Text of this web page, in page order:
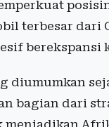
terbesar dari
berekspansi
diumumkan
bagian dari
menjadikan